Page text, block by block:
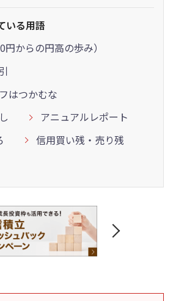
いる用語
からの円高の歩み）
はつかむな
アニュアルレポート
信用買い残・売り残